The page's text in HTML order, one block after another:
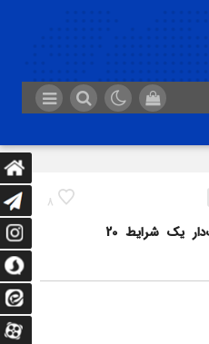
8
پل کمربندی فریدونکنار میراث‌دار یک شرایط 20